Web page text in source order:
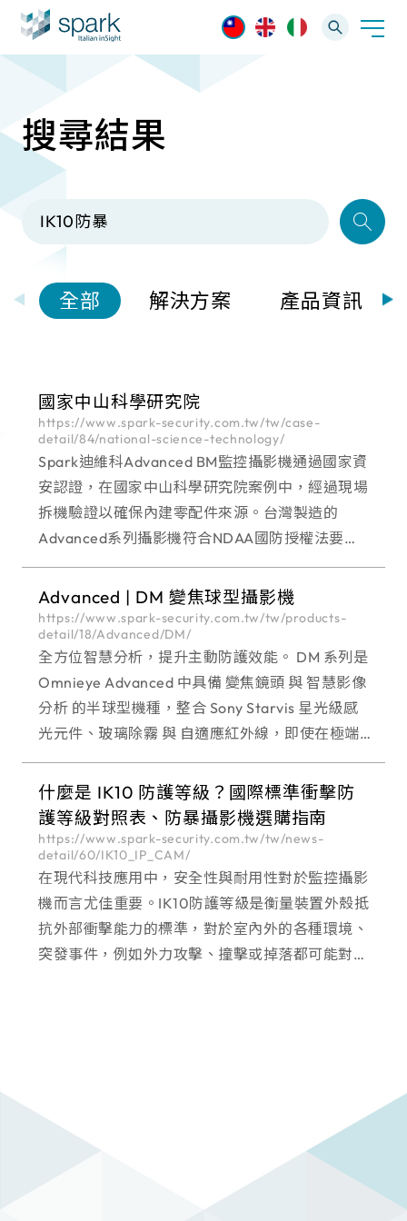
解決方案
AI 影像管理軟體
AI 一站式解決方案
輕量化監控(16-32路)
IP網路攝影機
Spark攝影機
最新消息
搜尋結果
全部 解決方案 產品資訊
國家中山科學研究院
https://www.spark-security.com.tw/tw/case-
detail/84/national-science-technology/
Spark迪維科Advanced BM監控攝影機通過國家資
安認證，在國家中山科學研究院案例中，經過現場
拆機驗證以確保內建零配件來源。台灣製造的
Advanced系列攝影機符合NDAA國防授權法要
求，並通過台灣經濟部工業局資安認證的IoT
cyber security和UL認證，具有優秀的資訊安全保
障能力。
Advanced | DM 變焦球型攝影機
https://www.spark-security.com.tw/tw/products-
detail/18/Advanced/DM/
全方位智慧分析，提升主動防護效能。 DM 系列是
Omnieye Advanced 中具備 變焦鏡頭 與 智慧影像
分析 的半球型機種，整合 Sony Starvis 星光級感
光元件、玻璃除霧 與 自適應紅外線，即使在極端
環境與光線變化劇烈的場域，也能穩定捕捉細節影
像。具備 雙向語音通
什麼是 IK10 防護等級？國際標準衝擊防
護等級對照表、防暴攝影機選購指南
https://www.spark-security.com.tw/tw/news-
detail/60/IK10_IP_CAM/
在現代科技應用中，安全性與耐用性對於監控攝影
機而言尤佳重要。IK10防護等級是衡量裝置外殼抵
抗外部衝擊能力的標準，對於室內外的各種環境、
突發事件，例如外力攻擊、撞擊或掉落都可能對裝